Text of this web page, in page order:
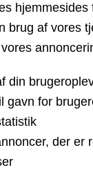
for
hjemmesides
brug af vores
din
gavn for
der er